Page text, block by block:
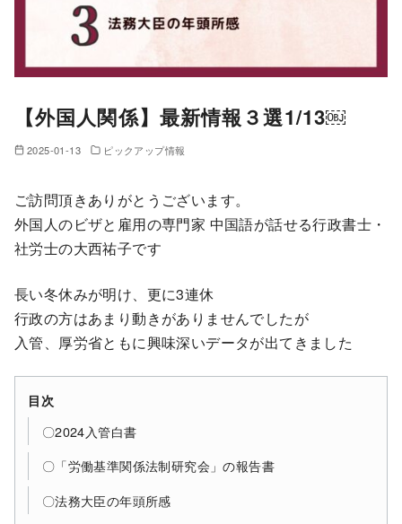
【外国人関係】最新情報３選1/13￼
2025-01-13 ピックアップ情報
ご訪問頂きありがとうございます。
外国人のビザと雇用の専門家 中国語が話せる行政書士・
社労士の大西祐子です
長い冬休みが明け、更に3連休
行政の方はあまり動きがありませんでしたが
入管、厚労省ともに興味深いデータが出てきました
目次
〇2024入管白書
〇「労働基準関係法制研究会」の報告書
〇法務大臣の年頭所感